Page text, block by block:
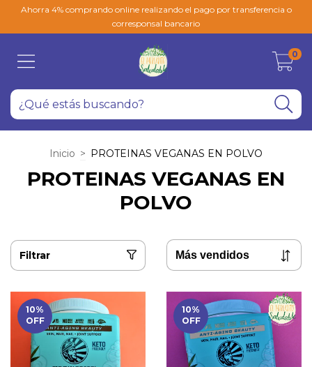
Ahorra 4% comprando online realizando el pago por transferencia o
corresponsal bancario
0
Inicio > PROTEINAS VEGANAS EN POLVO
PROTEINAS VEGANAS EN
POLVO
Filtrar
10%
OFF
10%
OFF